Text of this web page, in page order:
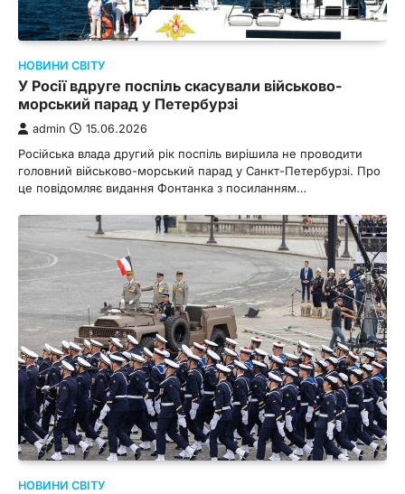
НОВИНИ СВІТУ
У Росії вдруге поспіль скасували військово-
морський парад у Петербурзі
admin 15.06.2026
Російська влада другий рік поспіль вирішила не проводити
головний військово-морський парад у Санкт-Петербурзі. Про
це повідомляє видання Фонтанка з посиланням…
НОВИНИ СВІТУ